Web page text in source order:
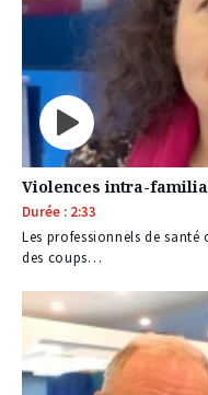
Violences intra-
Durée : 2:33
Les professionnels de
des coups…